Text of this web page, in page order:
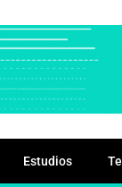
Estudios